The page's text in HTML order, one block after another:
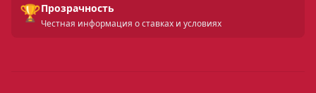
🏆Прозрачность
Честная информация о ставках и условиях